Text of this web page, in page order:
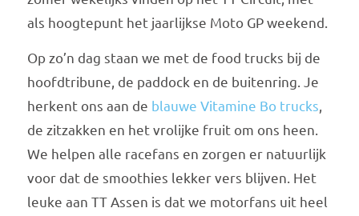
als hoogtepunt het jaarlijkse Moto GP weekend.
Op zo’n dag staan we met de food trucks bij de
hoofdtribune, de paddock en de buitenring. Je
herkent ons aan de blauwe Vitamine Bo trucks,
de zitzakken en het vrolijke fruit om ons heen.
We helpen alle racefans en zorgen er natuurlijk
voor dat de smoothies lekker vers blijven. Het
leuke aan TT Assen is dat we motorfans uit heel